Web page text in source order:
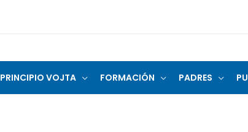
PRINCIPIO VOJTA FORMACIÓN PADRES